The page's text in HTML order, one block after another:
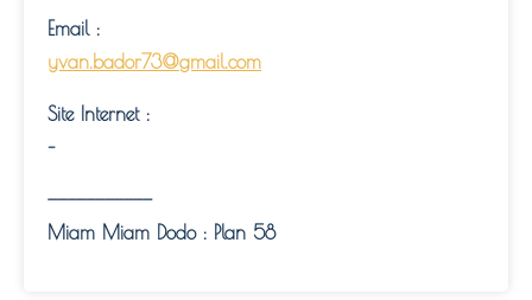
Email :
yvan.bador73@gmail.com
Site Internet :
–
———————————
Miam Miam Dodo : Plan 58